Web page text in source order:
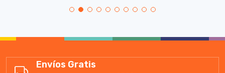
Envíos Gratis